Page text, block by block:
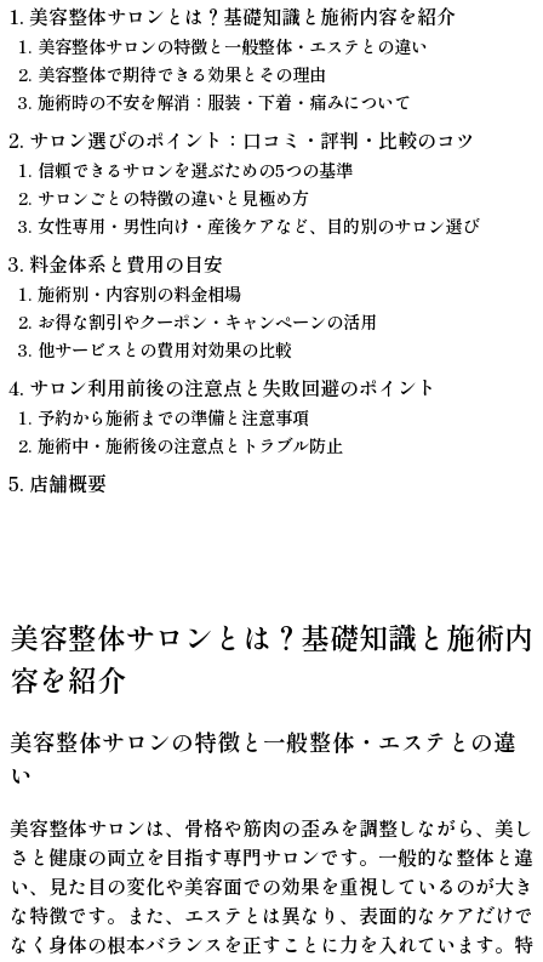
美容整体サロンとは？基礎知識と施術内容を紹介
美容整体サロンの特徴と一般整体・エステとの違い
美容整体で期待できる効果とその理由
施術時の不安を解消：服装・下着・痛みについて
サロン選びのポイント：口コミ・評判・比較のコツ
信頼できるサロンを選ぶための5つの基準
サロンごとの特徴の違いと見極め方
女性専用・男性向け・産後ケアなど、目的別のサロン選び
料金体系と費用の目安
施術別・内容別の料金相場
お得な割引やクーポン・キャンペーンの活用
他サービスとの費用対効果の比較
サロン利用前後の注意点と失敗回避のポイント
予約から施術までの準備と注意事項
施術中・施術後の注意点とトラブル防止
店舗概要
美容整体サロンとは？基礎知識と施術内
容を紹介
美容整体サロンの特徴と一般整体・エステとの違
い
美容整体サロンは、骨格や筋肉の歪みを調整しながら、美し
さと健康の両立を目指す専門サロンです。一般的な整体と違
い、見た目の変化や美容面での効果を重視しているのが大き
な特徴です。また、エステとは異なり、表面的なケアだけで
なく身体の根本バランスを正すことに力を入れています。特